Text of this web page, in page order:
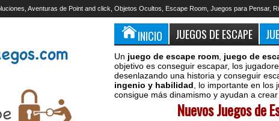
Aventuras de Point and click, Objetos Ocultos, Escape Room, Juegos para Pensar,
INICIO JUEGOS DE ESCAPE
Un juego de escape room juego de
objetivo es conseguir escapar, los
desenlazando una historia y conseguir
ingenio y habilidad , lo importante en los
consigue más dinamismo y ayudan a
Nuevos Juegos de